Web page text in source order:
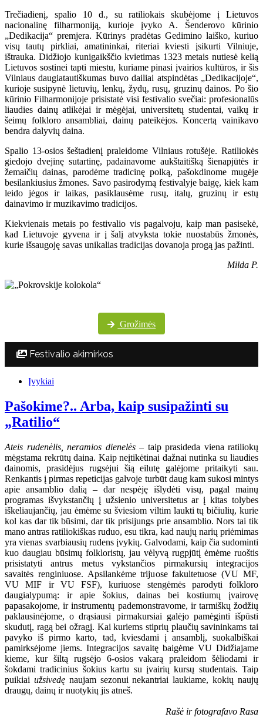
Trečiadienį, spalio 10 d., su ratiliokais skubėjome į Lietuvos
nacionalinę filharmoniją, kurioje įvyko A. Šenderovo kūrinio
„Dedikacija“ premjera. Kūrinys pradėtas Gedimino laiško, kuriuo
visų tautų pirkliai, amatininkai, riteriai kviesti įsikurti Vilniuje,
ištrauka. Didžiojo kunigaikščio kvietimas 1323 metais nutiesė kelią
Lietuvos sostinei tapti miestu, kuriame pinasi įvairios kultūros, ir šis
Vilniaus daugiatautiškumas buvo dailiai atspindėtas „Dedikacijoje“,
kurioje susipynė lietuvių, lenkų, žydų, rusų, gruzinų dainos. Po šio
kūrinio Filharmonijoje prisistatė visi festivalio svečiai: profesionalūs
liaudies dainų atlikėjai ir mėgėjai, universitetų studentai, vaikų ir
šeimų folkloro ansambliai, dainų pateikėjos. Koncertą vainikavo
bendra dalyvių daina.
Spalio 13-osios šeštadienį praleidome Vilniaus rotušėje. Ratiliokės
giedojo dvejinę sutartinę, padainavome aukštaitišką šienapjūtės ir
žemaičių dainas, parodėme tradicinę polką, pašokdinome mugėje
besilankiusius žmones. Savo pasirodymą festivalyje baigę, kiek kam
leido jėgos ir laikas, pasiklausėme rusų, italų, gruzinų ir estų
dainavimo ir muzikavimo tradicijos.
Kiekvienais metais po festivalio vis pagalvoju, kaip man pasisekė,
kad Lietuvoje gyvena ir į šalį atvyksta tokie nuostabūs žmonės,
kurie išsaugoję savas unikalias tradicijas dovanoja progą jas pažinti.
Milda P.
Grožimės
Festivalio akimirkos
Įvykiai
Pašokime?.. Arba, kaip susipažinti su
„Ratilio“
Ateis rudenėlis, neramios dienelės– taip prasideda viena ratiliokų
mėgstama rekrūtų daina. Kaip neįtikėtinai dažnai nutinka su liaudies
dainomis, prasidėjus rugsėjui šią eilutę galėjome pritaikyti sau.
Renkantis į pirmas repeticijas galvoje turbūt daug kam sukosi mintys
apie ansamblio dalią – dar nespėję išlydėti visų, pagal mainų
programas išvykstančių į užsienio universitetus ar į kitas tolybes
iškeliaujančių, jau ėmėme su šviesiom viltim laukti tų bičiulių, kurie
kol kas dar tik būsimi, dar tik prisijungs prie ansamblio. Nors tai tik
mano antras ratiliokiškas ruduo, esu tikra, kad naujų narių priėmimas
yra vienas svarbiausių rudens įvykių. Galvodami, kaip čia sudominti
kuo daugiau būsimų folkloristų, jau vėlyvą rugpjūtį ėmėme ruoštis
prisistatyti antrus metus vykstančios pirmakursių integracijos
savaitės renginiuose. Apsilankėme trijuose fakultetuose (VU MF,
VU MIF ir VU FSF), kuriuose stengėmės parodyti folkloro
daugialypumą: ir apie šokius, dainas bei kostiumų įvairovę
papasakojome, ir instrumentų pademonstravome, ir tarmiškų žodžių
paklausinėjome, o drąsiausi pirmakursiai galėjo pamėginti išpūsti
skudutį, ragą bei ožragį. Kai kuriems stiprių plaučių savininkams tai
pavyko iš pirmo karto, tad, kviesdami į ansamblį, suokalbiškai
pamirksėjome jiems. Integracijos savaitę baigėme VU Didžiajame
kieme, kur šiltą rugsėjo 6-osios vakarą praleidom šėliodami ir
šokdami tradicinius šokius kartu su įvairių kursų studentais. Taip
puikiai užsivedę naujam sezonui nekantriai laukiame, kokių naujų
draugų, dainų ir nuotykių jis atneš.
Rašė ir fotografavo Rasa